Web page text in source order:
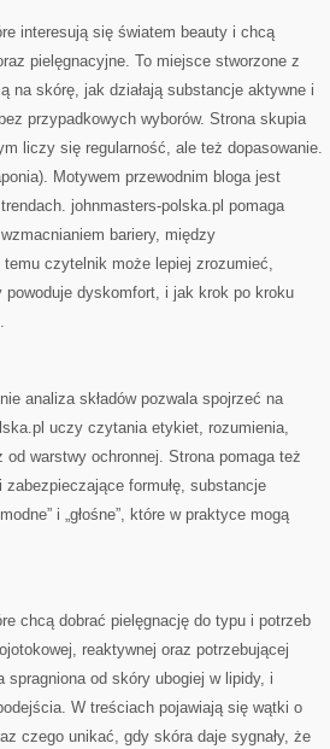
interesują się światem beauty i chcą
pielęgnacyjne. To miejsce stworzone z
na skórę, jak działają substancje aktywne i
przypadkowych wyborów. Strona skupia
liczy się regularność, ale też dopasowanie.
Motywem przewodnim bloga jest
johnmasters-polska.pl pomaga
bariery, między
czytelnik może lepiej zrozumieć,
dyskomfort, i jak krok po kroku
analiza składów pozwala spojrzeć na
uczy czytania etykiet, rozumienia,
warstwy ochronnej. Strona pomaga też
formułę, substancje
i „głośne”, które w praktyce mogą
chcą dobrać pielęgnację do typu i potrzeb
reaktywnej oraz potrzebującej
od skóry ubogiej w lipidy, i
W treściach pojawiają się wątki o
czego unikać, gdy skóra daje sygnały, że